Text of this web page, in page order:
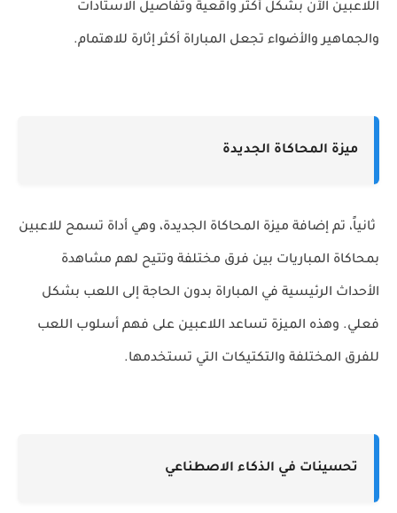
اللاعبين الآن بشكل أكثر واقعية وتفاصيل الاستادات
والجماهير والأضواء تجعل المباراة أكثر إثارة للاهتمام.
ميزة المحاكاة الجديدة
ثانياً، تم إضافة ميزة المحاكاة الجديدة، وهي أداة تسمح للاعبين
بمحاكاة المباريات بين فرق مختلفة وتتيح لهم مشاهدة
الأحداث الرئيسية في المباراة بدون الحاجة إلى اللعب بشكل
فعلي. وهذه الميزة تساعد اللاعبين على فهم أسلوب اللعب
للفرق المختلفة والتكتيكات التي تستخدمها.
تحسينات في الذكاء الاصطناعي